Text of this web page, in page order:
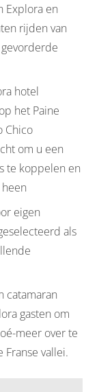
Explora en
rijden van
hotel
het Paine
Chico
om u een
te koppelen en
eigen
als
catamaran
gasten om
meer over te
Franse vallei.